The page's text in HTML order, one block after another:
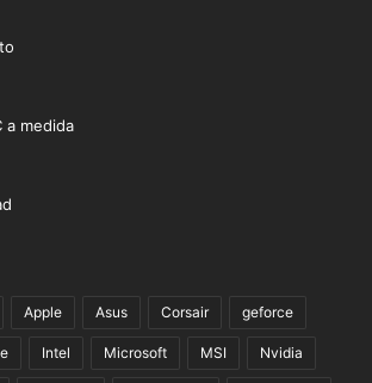
a medida
Apple Asus Corsair geforce
Intel Microsoft MSI Nvidia